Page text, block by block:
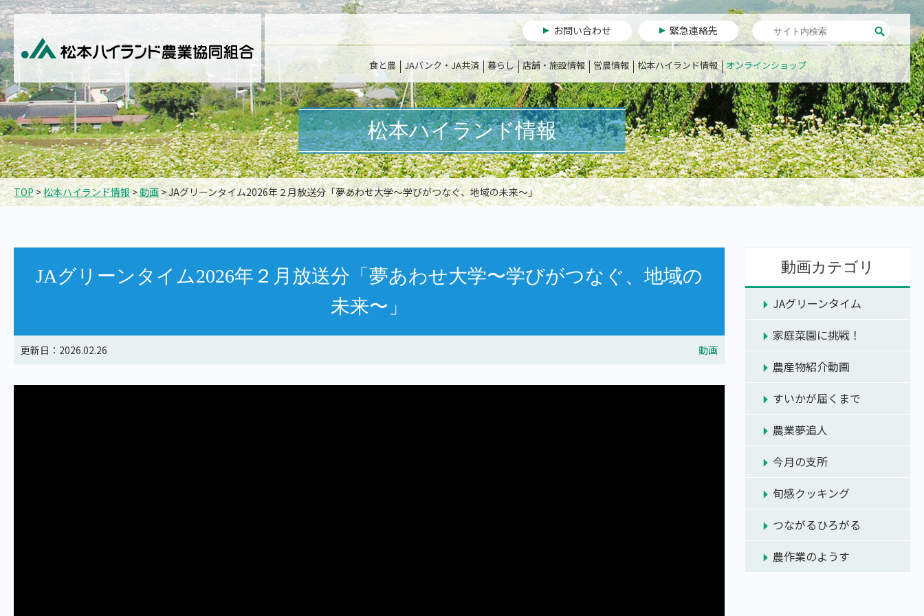
お問い合わせ 緊急連絡先
食と農 JAバンク・JA共済 暮らし 店舗・施設情報 営農情報 松本ハイランド情報 オンラインショップ
松本ハイランド情報
TOP>松本ハイランド情報>動画> JAグリーンタイム2026年２月放送分「夢あわせ大学〜学びがつなぐ、地域の未来〜」
JAグリーンタイム2026年２月放送分「夢あわせ大学〜学びがつなぐ、地域の
未来〜」
更新日：2026.02.26 動画
動画カテゴリ
JAグリーンタイム
家庭菜園に挑戦！
農産物紹介動画
すいかが届くまで
農業夢追人
今月の支所
旬感クッキング
つながるひろがる
農作業のようす